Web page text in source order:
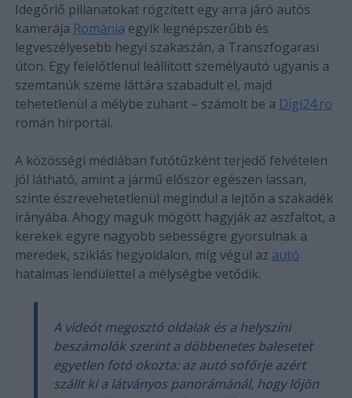
Idegőrlő pillanatokat rögzített egy arra járó autós
kamerája Románia egyik legnépszerűbb és
legveszélyesebb hegyi szakaszán, a Transzfogarasi
úton. Egy felelőtlenül leállított személyautó ugyanis a
szemtanúk szeme láttára szabadult el, majd
tehetetlenül a mélybe zuhant – számolt be a Digi24.ro
román hírportál.
A közösségi médiában futótűzként terjedő felvételen
jól látható, amint a jármű először egészen lassan,
szinte észrevehetetlenül megindul a lejtőn a szakadék
irányába. Ahogy maguk mögött hagyják az aszfaltot, a
kerekek egyre nagyobb sebességre gyorsulnak a
meredek, sziklás hegyoldalon, míg végül az autó
hatalmas lendülettel a mélységbe vetődik.
A videót megosztó oldalak és a helyszíni
beszámolók szerint a döbbenetes balesetet
egyetlen fotó okozta: az autó sofőrje azért
szállt ki a látványos panorámánál, hogy lőjön